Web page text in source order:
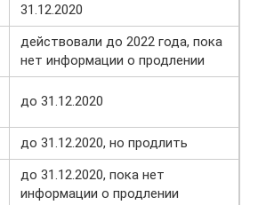
31.12.2020
действовали до 2022 года, пока
нет информации о продлении
до 31.12.2020
до 31.12.2020, но продлить
до 31.12.2020, пока нет
информации о продлении